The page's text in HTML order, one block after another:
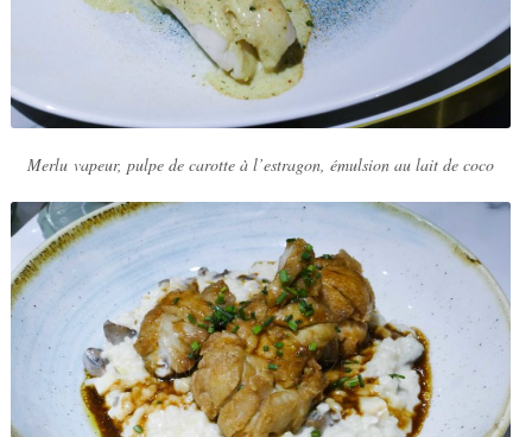
Merlu vapeur, pulpe de carotte à l’estragon, émulsion au lait de coco